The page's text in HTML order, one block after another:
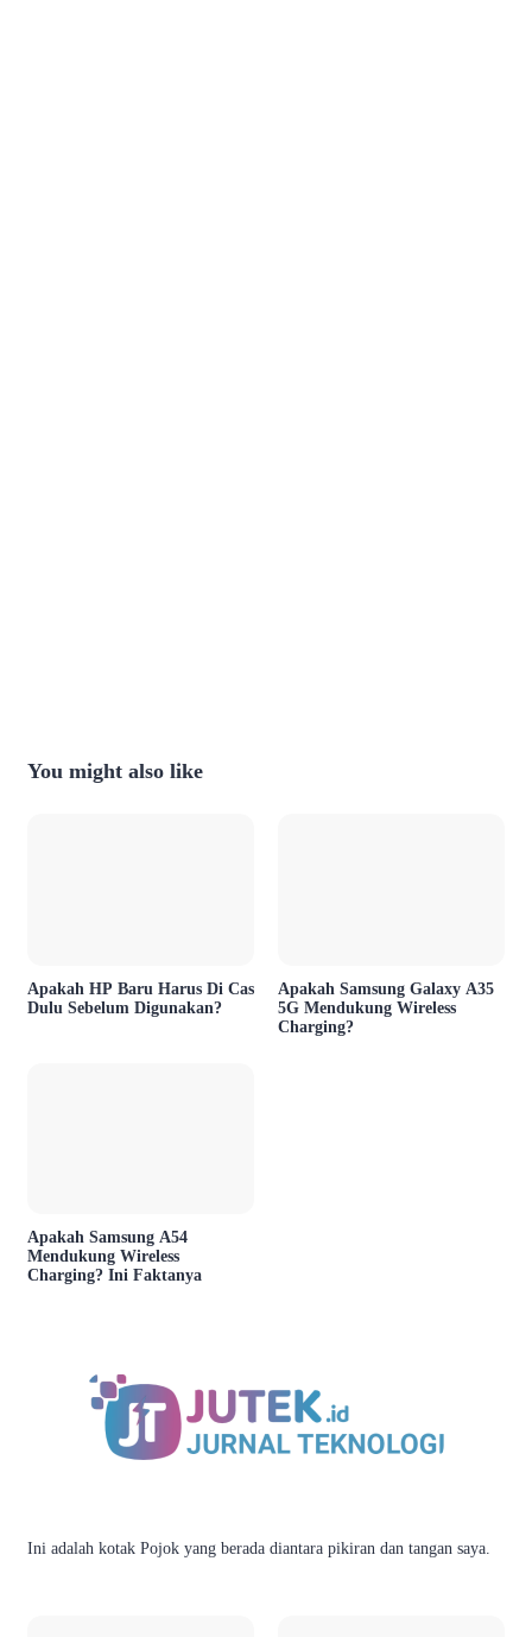
You might also like
Apakah HP Baru Harus Di Cas
Dulu Sebelum Digunakan?
Apakah Samsung Galaxy A35
5G Mendukung Wireless
Charging?
Apakah Samsung A54
Mendukung Wireless
Charging? Ini Faktanya
Ini adalah kotak Pojok yang berada diantara pikiran dan tangan saya.